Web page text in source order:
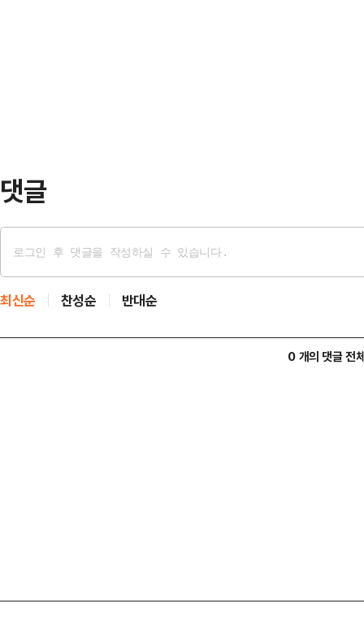
댓글
최신순 찬성순 반대순
0 개의 댓글 전